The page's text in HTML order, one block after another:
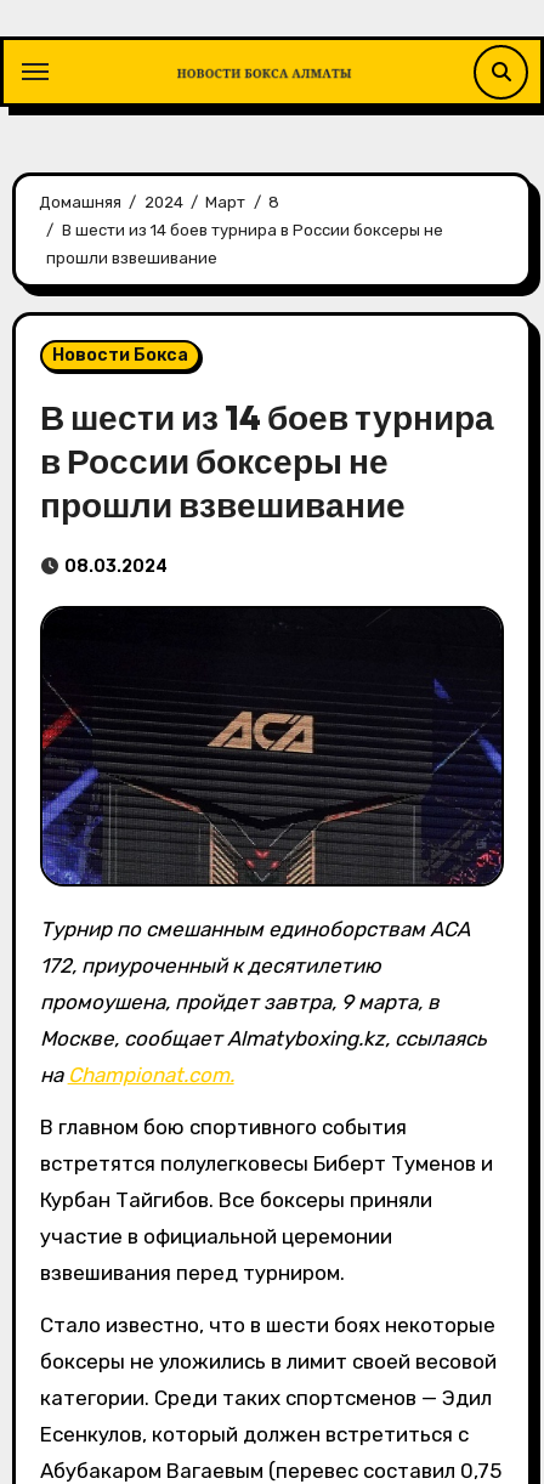
содержимому
Домашняя 2024 Март
8
В шести из 14 боев турнира в России боксеры не
прошли взвешивание
Новости Бокса
В шести из 14 боев турнира
в России боксеры не
прошли взвешивание
08.03.2024
Турнир по смешанным единоборствам ACA
172, приуроченный к десятилетию
промоушена, пройдет завтра, 9 марта, в
Москве, сообщает Almatyboxing.kz, ссылаясь
на Championat.com.
В главном бою спортивного события
встретятся полулегковесы Биберт Туменов и
Курбан Тайгибов. Все боксеры приняли
участие в официальной церемонии
взвешивания перед турниром.
Стало известно, что в шести боях некоторые
боксеры не уложились в лимит своей весовой
категории. Среди таких спортсменов — Эдил
Есенкулов, который должен встретиться с
Абубакаром Вагаевым (перевес составил 0,75